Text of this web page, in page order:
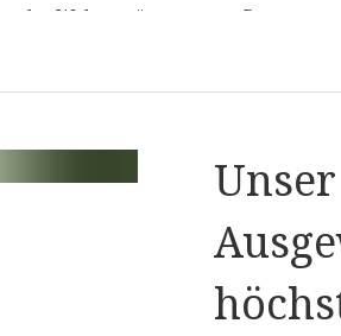
der Welt, ergänzt unsere Rezeptur
kognitive Prozesse. Die
bieten eine einfache tägliche
natürlich
verpackt, die den Inhalt vor